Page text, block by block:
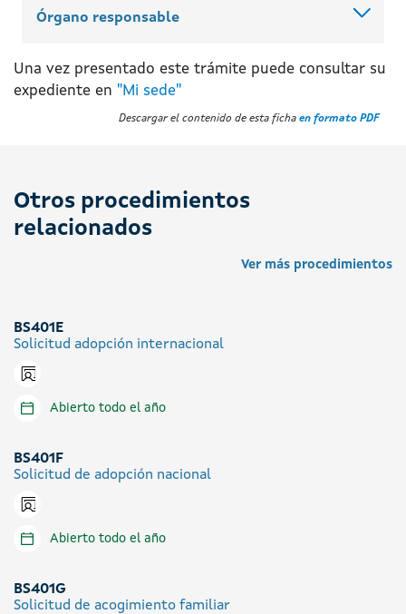
Órgano responsable
Una vez presentado este trámite puede consultar su
expediente en "Mi sede"
Descargar el contenido de esta ficha en formato PDF
Otros procedimientos
relacionados
Ver más procedimientos
BS401E
Solicitud adopción internacional
Icono presencial
Abierto todo el año
BS401F
Solicitud de adopción nacional
Icono presencial
Abierto todo el año
BS401G
Solicitud de acogimiento familiar